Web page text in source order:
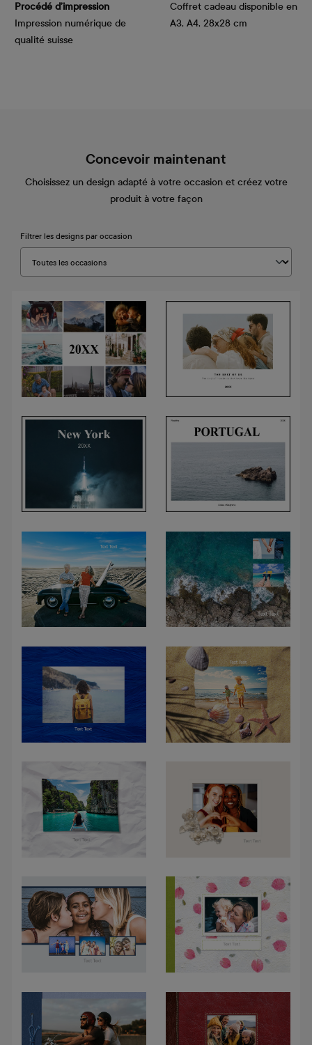
Procédé d’impression
Impression numérique de
qualité suisse
Coffret cadeau disponible en
A3, A4, 28x28 cm
Concevoir maintenant
Choisissez un design adapté à votre occasion et créez votre
produit à votre façon
Filtrer les designs par occasion